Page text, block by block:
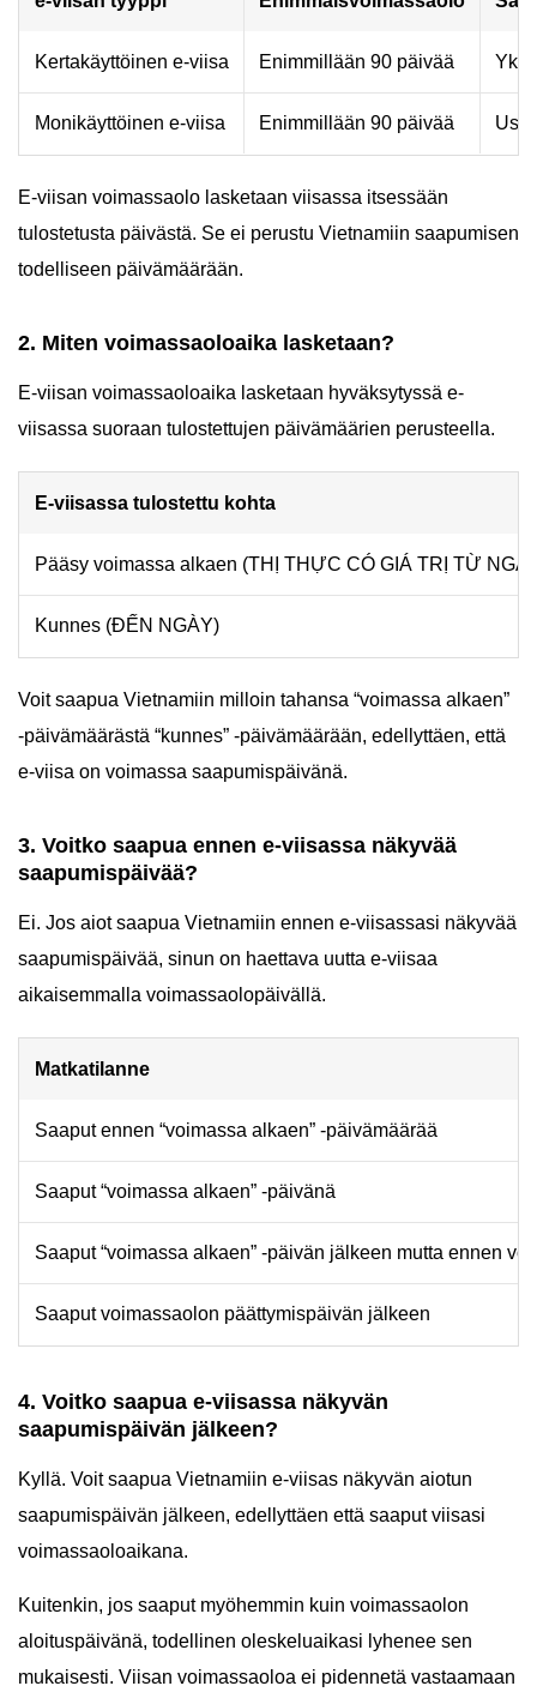
Kertakäyttöinen e-viisa Enimmillään 90 päivää Yksi
Monikäyttöinen e-viisa Enimmillään 90 päivää
E-viisan voimassaolo lasketaan viisassa itsessään
tulostetusta päivästä. Se ei perustu Vietnamiin saapumisen
todelliseen päivämäärään.
2. Miten voimassaoloaika lasketaan?
E-viisan voimassaoloaika lasketaan hyväksytyssä e-
viisassa suoraan tulostettujen päivämäärien perusteella.
E-viisassa tulostettu kohta
Pääsy voimassa alkaen (THỊ THỰC CÓ GIÁ TRỊ TỪ
Kunnes (ĐẾN NGÀY)
Voit saapua Vietnamiin milloin tahansa “voimassa alkaen”
-päivämäärästä “kunnes” -päivämäärään, edellyttäen, että
e-viisa on voimassa saapumispäivänä.
3. Voitko saapua ennen e-viisassa näkyvää
saapumispäivää?
Ei. Jos aiot saapua Vietnamiin ennen e-viisassasi näkyvää
saapumispäivää, sinun on haettava uutta e-viisaa
aikaisemmalla voimassaolopäivällä.
Matkatilanne
Saaput ennen “voimassa alkaen” -päivämäärää
Saaput “voimassa alkaen” -päivänä
Saaput “voimassa alkaen” -päivän jälkeen mutta ennen
Saaput voimassaolon päättymispäivän jälkeen
4. Voitko saapua e-viisassa näkyvän
saapumispäivän jälkeen?
Kyllä. Voit saapua Vietnamiin e-viisas näkyvän aiotun
saapumispäivän jälkeen, edellyttäen että saaput viisasi
voimassaoloaikana.
Kuitenkin, jos saaput myöhemmin kuin voimassaolon
aloituspäivänä, todellinen oleskeluaikasi lyhenee sen
mukaisesti. Viisan voimassaoloa ei pidennetä vastaamaan